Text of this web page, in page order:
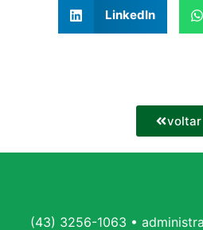
LinkedIn
voltar
(43) 3256-1063 •